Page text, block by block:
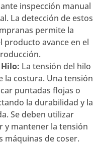
inspección manual
La detección de estos
permite la
producto avance en el
La tensión del hilo
la costura. Una tensión
puntadas flojas o
la durabilidad y la
Se deben utilizar
y mantener la tensión
máquinas de coser.